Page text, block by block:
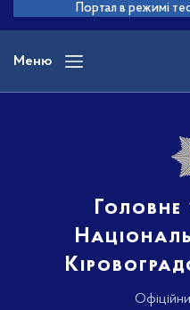
основного
вмісту
Портал в режимі
Меню
Головне